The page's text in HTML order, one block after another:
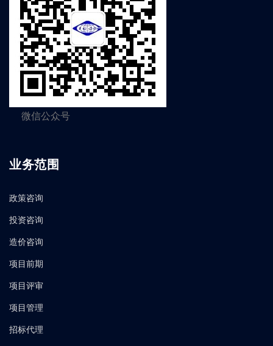
微信公众号
业务范围
政策咨询
投资咨询
造价咨询
项目前期
项目评审
项目管理
招标代理